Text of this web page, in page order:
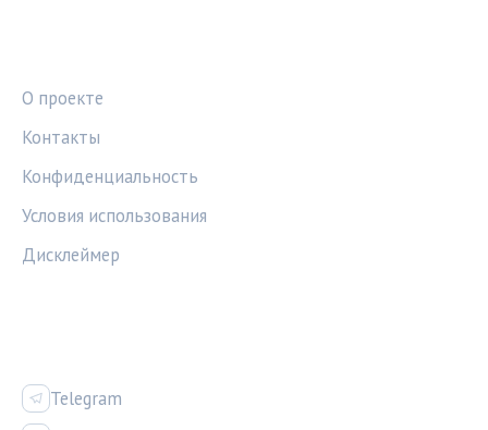
О проекте
Контакты
Конфиденциальность
Условия использования
Дисклеймер
Telegram